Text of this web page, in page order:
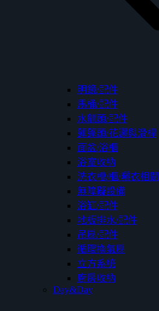
明鏡/配件
馬桶/配件
水龍頭/配件
蓮蓬頭/花灑與滑桿
面盆/浴櫃
浴室收納
洗衣槽/櫃/曬衣相關
無障礙設備
浴缸/配件
地板排水/配件
吊扇/配件
循環換氣扇
立方系統
廚房收納
Day&Day